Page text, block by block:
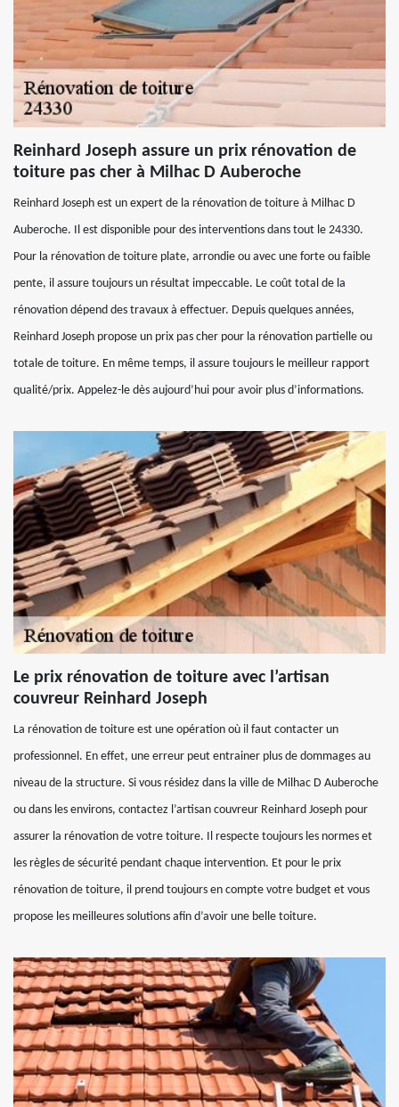
Reinhard Joseph assure un prix rénovation de
toiture pas cher à Milhac D Auberoche
Reinhard Joseph est un expert de la rénovation de toiture à Milhac D
Auberoche. Il est disponible pour des interventions dans tout le 24330.
Pour la rénovation de toiture plate, arrondie ou avec une forte ou faible
pente, il assure toujours un résultat impeccable. Le coût total de la
rénovation dépend des travaux à effectuer. Depuis quelques années,
Reinhard Joseph propose un prix pas cher pour la rénovation partielle ou
totale de toiture. En même temps, il assure toujours le meilleur rapport
qualité/prix. Appelez-le dès aujourd’hui pour avoir plus d’informations.
Le prix rénovation de toiture avec l’artisan
couvreur Reinhard Joseph
La rénovation de toiture est une opération où il faut contacter un
professionnel. En effet, une erreur peut entrainer plus de dommages au
niveau de la structure. Si vous résidez dans la ville de Milhac D Auberoche
ou dans les environs, contactez l’artisan couvreur Reinhard Joseph pour
assurer la rénovation de votre toiture. Il respecte toujours les normes et
les règles de sécurité pendant chaque intervention. Et pour le prix
rénovation de toiture, il prend toujours en compte votre budget et vous
propose les meilleures solutions afin d’avoir une belle toiture.